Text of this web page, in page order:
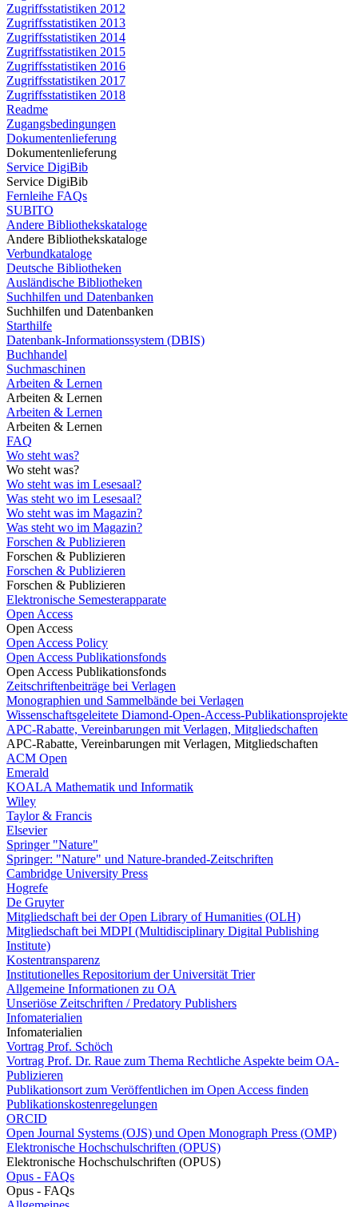
Zugriffsstatistiken 2012
Zugriffsstatistiken 2013
Zugriffsstatistiken 2014
Zugriffsstatistiken 2015
Zugriffsstatistiken 2016
Zugriffsstatistiken 2017
Zugriffsstatistiken 2018
Readme
Zugangsbedingungen
Dokumentenlieferung
Dokumentenlieferung
Service DigiBib
Service DigiBib
Fernleihe FAQs
SUBITO
Andere Bibliothekskataloge
Andere Bibliothekskataloge
Verbundkataloge
Deutsche Bibliotheken
Ausländische Bibliotheken
Suchhilfen und Datenbanken
Suchhilfen und Datenbanken
Starthilfe
Datenbank-Informationssystem (DBIS)
Buchhandel
Suchmaschinen
Arbeiten & Lernen
Arbeiten & Lernen
Arbeiten & Lernen
Arbeiten & Lernen
FAQ
Wo steht was?
Wo steht was?
Wo steht was im Lesesaal?
Was steht wo im Lesesaal?
Wo steht was im Magazin?
Was steht wo im Magazin?
Forschen & Publizieren
Forschen & Publizieren
Forschen & Publizieren
Forschen & Publizieren
Elektronische Semesterapparate
Open Access
Open Access
Open Access Policy
Open Access Publikationsfonds
Open Access Publikationsfonds
Zeitschriftenbeiträge bei Verlagen
Monographien und Sammelbände bei Verlagen
Wissenschaftsgeleitete Diamond-Open-Access-Publikationsprojekte
APC-Rabatte, Vereinbarungen mit Verlagen, Mitgliedschaften
APC-Rabatte, Vereinbarungen mit Verlagen, Mitgliedschaften
ACM Open
Emerald
KOALA Mathematik und Informatik
Wiley
Taylor & Francis
Elsevier
Springer "Nature"
Springer: "Nature" und Nature-branded-Zeitschriften
Cambridge University Press
Hogrefe
De Gruyter
Mitgliedschaft bei der Open Library of Humanities (OLH)
Mitgliedschaft bei MDPI (Multidisciplinary Digital Publishing
Institute)
Kostentransparenz
Institutionelles Repositorium der Universität Trier
Allgemeine Informationen zu OA
Unseriöse Zeitschriften / Predatory Publishers
Infomaterialien
Infomaterialien
Vortrag Prof. Schöch
Vortrag Prof. Dr. Raue zum Thema Rechtliche Aspekte beim OA-
Publizieren
Publikationsort zum Veröffentlichen im Open Access finden
Publikationskostenregelungen
ORCID
Open Journal Systems (OJS) und Open Monograph Press (OMP)
Elektronische Hochschulschriften (OPUS)
Elektronische Hochschulschriften (OPUS)
Opus - FAQs
Opus - FAQs